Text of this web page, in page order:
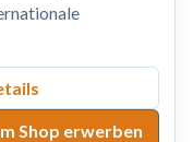
Shop erwerben